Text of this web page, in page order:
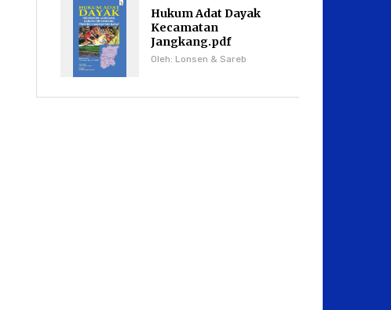
Hukum Adat Dayak
Kecamatan
Jangkang.pdf
Oleh: Lonsen & Sareb